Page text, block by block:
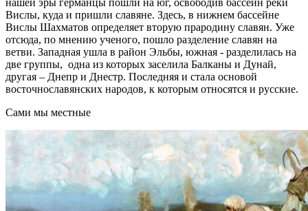
нашей эры германцы пошли на юг, освободив бассейн реки
Вислы, куда и пришли славяне. Здесь, в нижнем бассейне
Вислы Шахматов определяет вторую прародину славян. Уже
отсюда, по мнению ученого, пошло разделение славян на
ветви. Западная ушла в район Эльбы, южная - разделилась на
две группы, одна из которых заселила Балканы и Дунай,
другая – Днепр и Днестр. Последняя и стала основой
восточнославянских народов, к которым относятся и русские.
Сами мы местные